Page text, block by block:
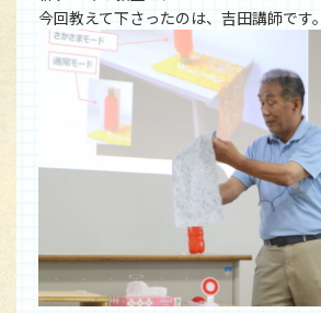
今回教えて下さったのは、吉田講師です。